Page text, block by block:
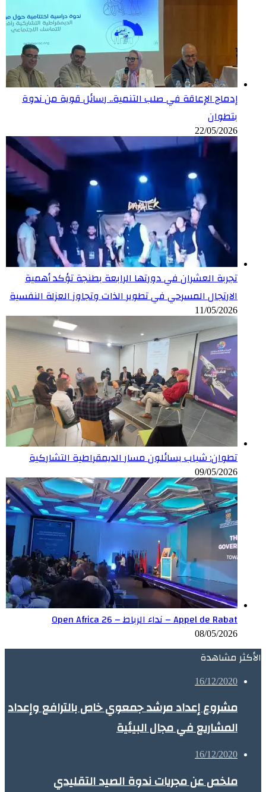
إدماج الإعاقة في صلب التنمية.. رسائل قوية من ندوة
بتطوان
22/05/2026
تجربة العشران في دورتها الرابعة بطنجة تؤكد أهمية
الارتجال المسرحي في تطوير الذات وتجاوز العزلة النفسية
11/05/2026
تطوان: شباب يسائلون مسار الديمقراطية التشاركية
09/05/2026
Appel de Rabat – نداء الرباط – Open Africa 26
08/05/2026
الأكثر مشاهدة
16/12/2020
مشروع إعداد مرشد جمعوي خاص بالترافع وإعداد
المشاريع في مجال البيئية
16/12/2020
ملخص عن مجريات ندوة الصيد التقليدي